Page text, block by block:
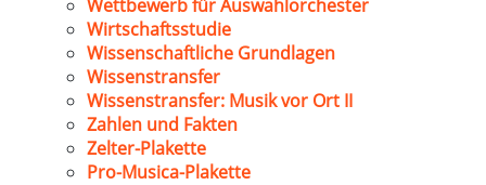
Wettbewerb für Auswahlorchester
Wirtschaftsstudie
Wissenschaftliche Grundlagen
Wissenstransfer
Wissenstransfer: Musik vor Ort II
Zahlen und Fakten
Zelter-Plakette
Pro-Musica-Plakette